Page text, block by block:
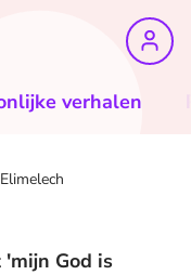
verhalen
Elimelech
God is